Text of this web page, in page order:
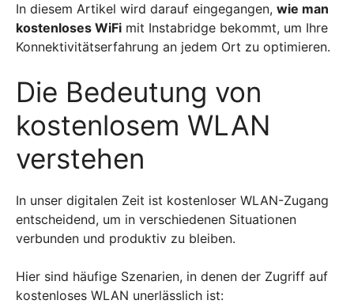
In diesem Artikel wird darauf eingegangen, wie man
kostenloses WiFi mit Instabridge bekommt, um Ihre
Konnektivitätserfahrung an jedem Ort zu optimieren.
Die Bedeutung von
kostenlosem WLAN
verstehen
In unser digitalen Zeit ist kostenloser WLAN-Zugang
entscheidend, um in verschiedenen Situationen
verbunden und produktiv zu bleiben.
Hier sind häufige Szenarien, in denen der Zugriff auf
kostenloses WLAN unerlässlich ist: